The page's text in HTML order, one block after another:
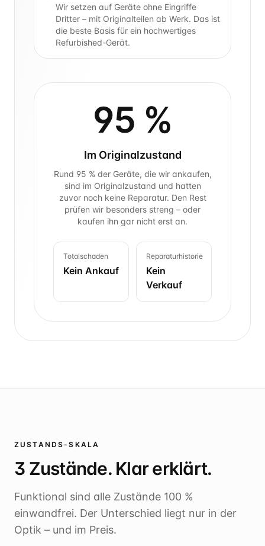
Wir setzen auf Geräte ohne Eingriffe
Dritter – mit Originalteilen ab Werk. Das ist
die beste Basis für ein hochwertiges
Refurbished-Gerät.
95 %
Im Originalzustand
Rund 95 % der Geräte, die wir ankaufen,
sind im Originalzustand und hatten
zuvor noch keine Reparatur. Den Rest
prüfen wir besonders streng – oder
kaufen ihn gar nicht erst an.
Totalschaden
Kein Ankauf
Reparaturhistorie
Kein
Verkauf
ZUSTANDS-SKALA
3 Zustände. Klar erklärt.
Funktional sind alle Zustände 100 %
einwandfrei. Der Unterschied liegt nur in der
Optik – und im Preis.